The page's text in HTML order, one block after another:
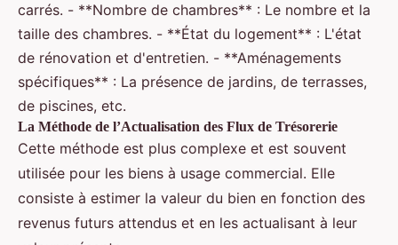
carrés. - **Nombre de chambres** : Le nombre et la
taille des chambres. - **État du logement** : L'état
de rénovation et d'entretien. - **Aménagements
spécifiques** : La présence de jardins, de terrasses,
de piscines, etc.
La Méthode de l’Actualisation des Flux de Trésorerie
Cette méthode est plus complexe et est souvent
utilisée pour les biens à usage commercial. Elle
consiste à estimer la valeur du bien en fonction des
revenus futurs attendus et en les actualisant à leur